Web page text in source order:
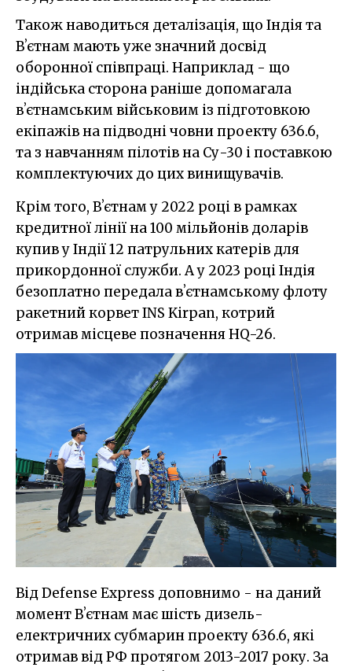
Також наводиться деталізація, що Індія та
Вʼєтнам мають уже значний досвід
оборонної співпраці. Наприклад - що
індійська сторона раніше допомагала
вʼєтнамським військовим із підготовкою
екіпажів на підводні човни проекту 636.6,
та з навчанням пілотів на Су-30 і поставкою
комплектуючих до цих винищувачів.
Крім того, Вʼєтнам у 2022 році в рамках
кредитної лінії на 100 мільйонів доларів
купив у Індії 12 патрульних катерів для
прикордонної служби. А у 2023 році Індія
безоплатно передала вʼєтнамському флоту
ракетний корвет INS Kirpan, котрий
отримав місцеве позначення HQ-26.
Від Defense Express доповнимо - на даний
момент Вʼєтнам має шість дизель-
електричних субмарин проекту 636.6, які
отримав від РФ протягом 2013-2017 року. За